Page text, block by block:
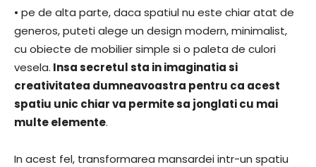
• pe de alta parte, daca spatiul nu este chiar atat de
generos, puteti alege un design modern, minimalist,
cu obiecte de mobilier simple si o paleta de culori
vesela. Insa secretul sta in imaginatia si
creativitatea dumneavoastra pentru ca acest
spatiu unic chiar va permite sa jonglati cu mai
multe elemente.
In acest fel, transformarea mansardei intr-un spatiu